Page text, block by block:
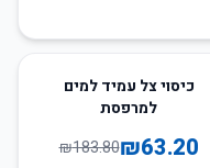
כיסוי צל עמיד למים
למרפסת
₪63.20
₪183.80